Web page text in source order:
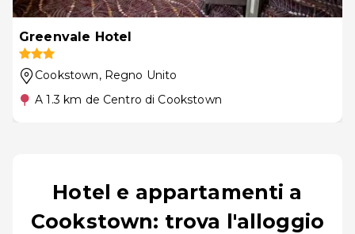
Greenvale Hotel
Cookstown, Regno Unito
A 1.3 km de Centro di Cookstown
Hotel e appartamenti a
Cookstown: trova l'alloggio